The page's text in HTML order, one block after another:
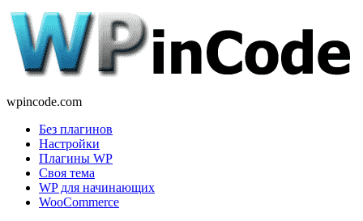
wpincode.com
Без плагинов
Настройки
Плагины WP
Своя тема
WP для начинающих
WooCommerce